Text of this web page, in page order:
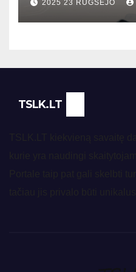
2025 23 RUGSĖJO
TSLK.LT